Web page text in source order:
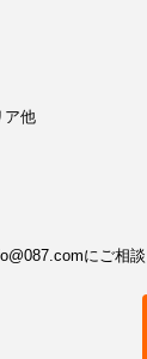
ア他
にご相談